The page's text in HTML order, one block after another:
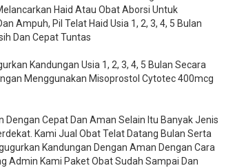
Haid Atau Obat Aborsi Untuk
Ampuh, Pil Telat Haid Usia 1, 2, 3, 4, 5 Bulan
Dan Cepat Tuntas
Kandungan Usia 1, 2, 3, 4, 5 Bulan Secara
Menggunakan Misoprostol Cytotec 400mcg
Cepat Dan Aman Selain Itu Banyak Jenis
Kami Jual Obat Telat Datang Bulan Serta
Kandungan Dengan Aman Dengan Cara
Admin Kami Paket Obat Sudah Sampai Dan